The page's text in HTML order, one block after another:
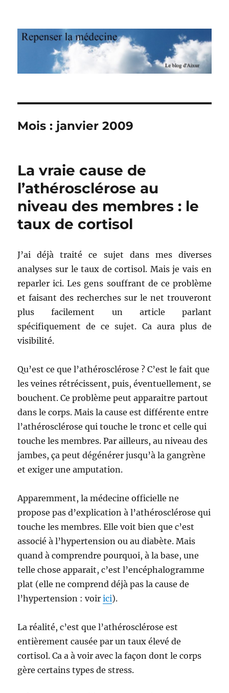
Repenser la médecine
Mois : janvier 2009
La vraie cause de
l’athérosclérose au
niveau des membres : le
taux de cortisol
J’ai déjà traité ce sujet dans mes diverses
analyses sur le taux de cortisol. Mais je vais en
reparler ici. Les gens souffrant de ce problème
et faisant des recherches sur le net trouveront
plus facilement un article parlant
spécifiquement de ce sujet. Ca aura plus de
visibilité.
Qu’est ce que l’athérosclérose ? C’est le fait que
les veines rétrécissent, puis, éventuellement, se
bouchent. Ce problème peut apparaitre partout
dans le corps. Mais la cause est différente entre
l’athérosclérose qui touche le tronc et celle qui
touche les membres. Par ailleurs, au niveau des
jambes, ça peut dégénérer jusqu’à la gangrène
et exiger une amputation.
Apparemment, la médecine officielle ne
propose pas d’explication à l’athérosclérose qui
touche les membres. Elle voit bien que c’est
associé à l’hypertension ou au diabète. Mais
quand à comprendre pourquoi, à la base, une
telle chose apparait, c’est l’encéphalogramme
plat (elle ne comprend déjà pas la cause de
l’hypertension : voirici).
La réalité, c’est que l’athérosclérose est
entièrement causée par un taux élevé de
cortisol. Ca a à voir avec la façon dont le corps
gère certains types de stress.